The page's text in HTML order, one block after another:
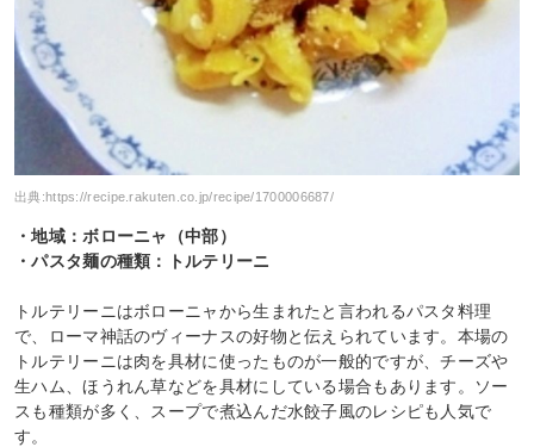
出典:https://recipe.rakuten.co.jp/recipe/1700006687/
・地域：ボローニャ（中部）
・パスタ麺の種類：トルテリーニ
トルテリーニはボローニャから生まれたと言われるパスタ料理
で、ローマ神話のヴィーナスの好物と伝えられています。本場の
トルテリーニは肉を具材に使ったものが一般的ですが、チーズや
生ハム、ほうれん草などを具材にしている場合もあります。ソー
スも種類が多く、スープで煮込んだ水餃子風のレシピも人気で
す。